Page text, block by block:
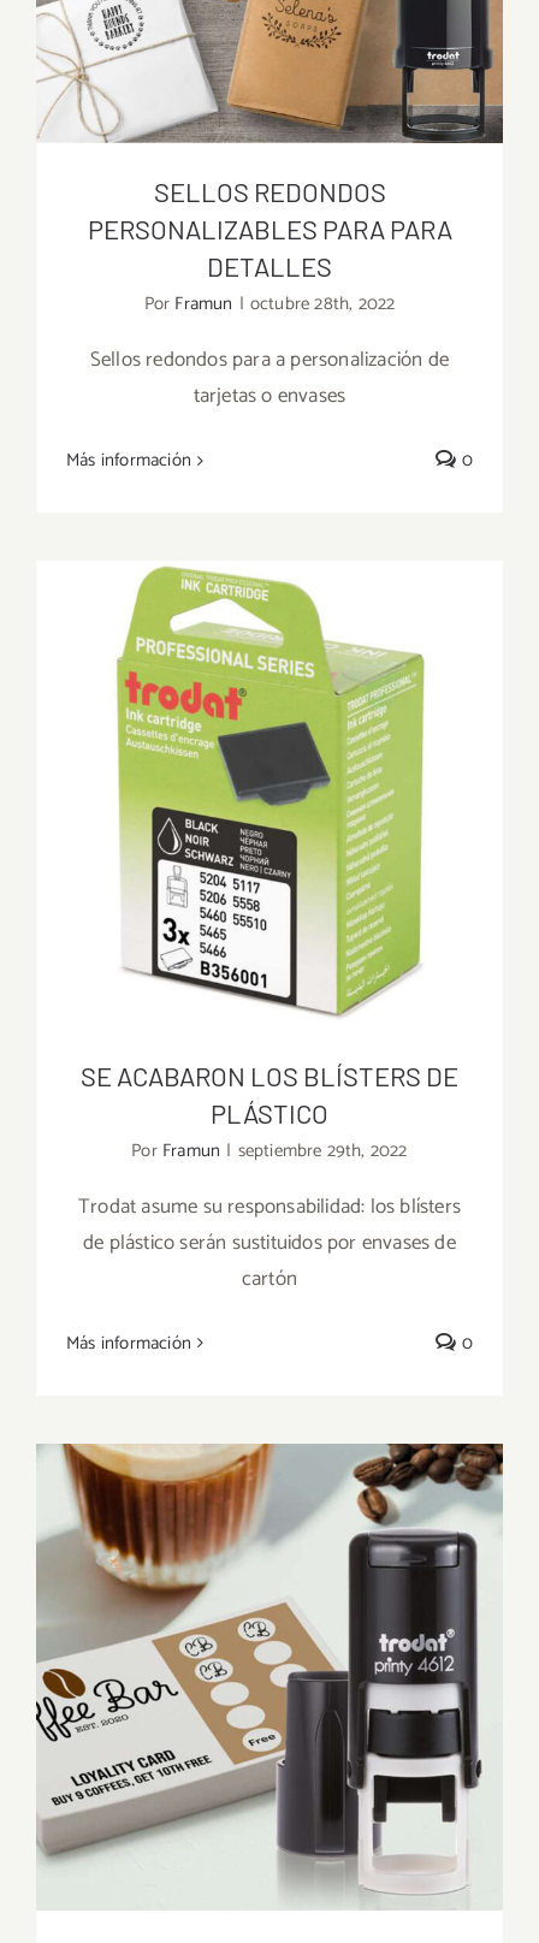
SELLOS REDONDOS PERSONALIZABLES
PARA PARA DETALLES
SELLOS REDONDOS
PERSONALIZABLES PARA PARA
DETALLES
Por Framun | octubre 28th, 2022
Sellos redondos para a personalización de
tarjetas o envases
Más información 0
SE ACABARON LOS BLÍSTERS DE
PLÁSTICO
SE ACABARON LOS BLÍSTERS DE
PLÁSTICO
Por Framun | septiembre 29th, 2022
Trodat asume su responsabilidad: los blísters
de plástico serán sustituidos por envases de
cartón
Más información 0